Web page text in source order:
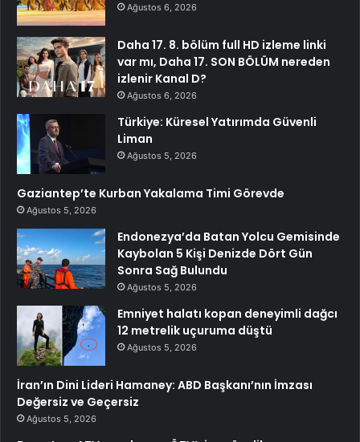
Ağustos 6, 2026
Daha 17. 8. bölüm full HD izleme linki
var mı, Daha 17. SON BÖLÜM nereden
izlenir Kanal D?
Ağustos 6, 2026
Türkiye: Küresel Yatırımda Güvenli
Liman
Ağustos 5, 2026
Gaziantep’te Kurban Yakalama Timi Görevde
Ağustos 5, 2026
Endonezya’da Batan Yolcu Gemisinde
Kaybolan 5 Kişi Denizde Dört Gün
Sonra Sağ Bulundu
Ağustos 5, 2026
Emniyet halatı kopan deneyimli dağcı
12 metrelik uçuruma düştü
Ağustos 5, 2026
İran’ın Dini Lideri Hamaney: ABD Başkanı’nın İmzası
Değersiz ve Geçersiz
Ağustos 5, 2026